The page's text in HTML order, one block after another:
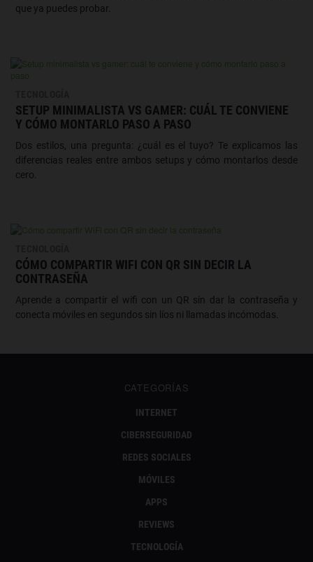
que ya puedes probar.
SETUP MINIMALISTA VS GAMER: CUÁL TE CONVIENE
Y CÓMO MONTARLO PASO A PASO
Dos estilos, una pregunta: ¿cuál es el tuyo? Te explicamos las
diferencias reales entre ambos setups y cómo montarlos desde
cero.
CÓMO COMPARTIR WIFI CON QR SIN DECIR LA
CONTRASEÑA
Aprende a compartir el wifi con un QR sin dar la contraseña y
conecta móviles en segundos sin líos ni llamadas incómodas.
CATEGORÍAS
INTERNET
CIBERSEGURIDAD
REDES SOCIALES
MÓVILES
APPS
REVIEWS
TECNOLOGÍA